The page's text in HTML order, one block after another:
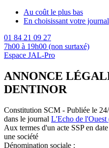
Au coût le plus bas
En choisissant votre journal
01 84 21 09 27
7h00 à 19h00 (non surtaxé)
Espace JAL-Pro
ANNONCE
DENTINOR
Constitution SCM - Publiée le
dans le journal L'Echo de l'Ouest
Aux termes d'un acte SSP en
une société
Dénomination sociale :